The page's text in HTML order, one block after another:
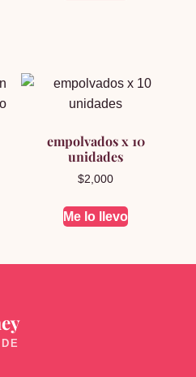
empolvados x 10
unidades
$2,000
Me lo llevo